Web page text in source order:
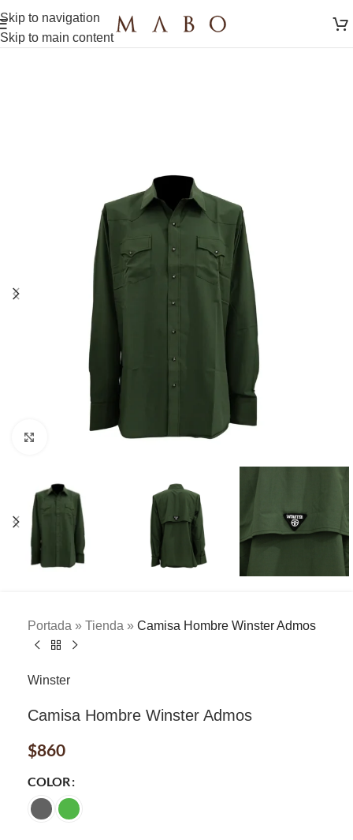
Skip to navigation
Skip to main content
Clic para ampliar
Portada » Tienda » Camisa Hombre Winster Admos
Winster
Camisa Hombre Winster Admos
$860
COLOR